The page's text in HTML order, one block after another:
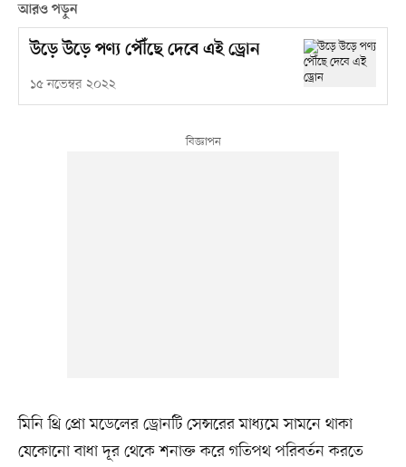
আরও পড়ুন
উড়ে উড়ে পণ্য পৌঁছে দেবে এই ড্রোন
১৫ নভেম্বর ২০২২
মিনি থ্রি প্রো মডেলের ড্রোনটি সেন্সরের মাধ্যমে সামনে থাকা
যেকোনো বাধা দূর থেকে শনাক্ত করে গতিপথ পরিবর্তন করতে